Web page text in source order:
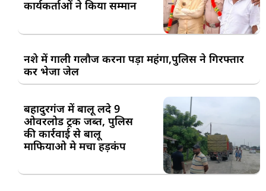
कार्यकर्ताओं ने किया सम्मान
नशे में गाली गलौज करना पड़ा महंगा,पुलिस ने गिरफ्तार
कर भेजा जेल
बहादुरगंज में बालू लदे 9
ओवरलोड ट्रक जब्त, पुलिस
की कार्रवाई से बालू
माफियाओ मे मचा हड़कंप